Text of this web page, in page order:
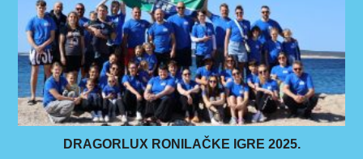
DRAGORLUX RONILAČKE IGRE 2025.